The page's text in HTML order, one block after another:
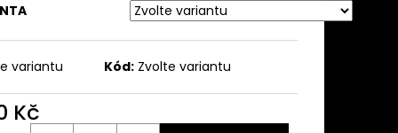
variantu Kód: Zvolte variantu
Kč
Následující